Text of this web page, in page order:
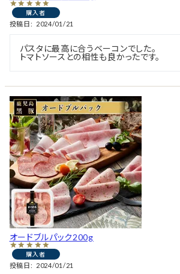
購入者
投稿日 2024/01/21
パスタに最高に合うベーコンでした。
トマトソースとの相性も良かったです。
オードブルパック200g
購入者
投稿日 2024/01/21